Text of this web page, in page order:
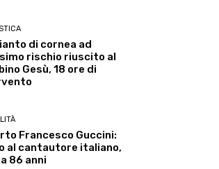
di cornea ad
rischio riuscito al
Gesù, 18 ore di
Francesco Guccini:
al cantautore italiano,
86 anni